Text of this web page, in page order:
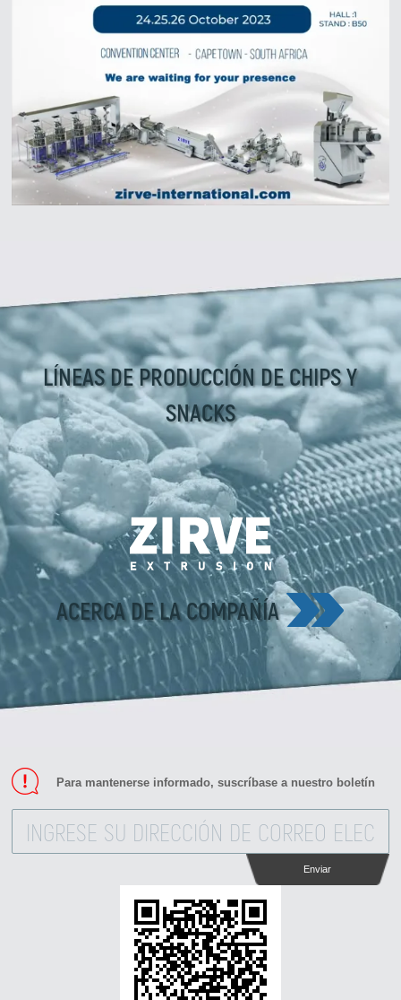
LÍNEAS DE PRODUCCIÓN DE CHIPS Y
SNACKS
ACERCA DE LA COMPAÑÍA
Para mantenerse informado, suscríbase a nuestro boletín
Enviar